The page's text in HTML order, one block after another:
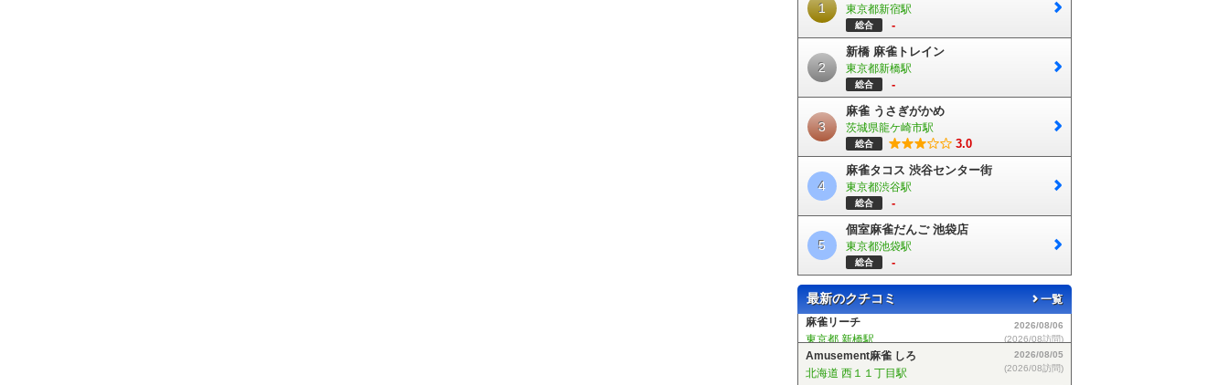
1 東京都新宿駅
総合 -
2
新橋 麻雀トレイン
東京都新橋駅
総合 -
3
麻雀 うさぎがかめ
茨城県龍ケ崎市駅
総合 3.0
4
麻雀タコス 渋谷センター街
東京都渋谷駅
総合 -
5
個室麻雀だんご 池袋店
東京都池袋駅
総合 -
最新のクチコミ 一覧
Amusement麻雀 しろ
北海道 西１１丁目駅
2026/08/05
(2026/08訪問)
総合